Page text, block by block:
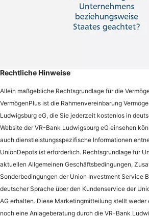
Rechtliche Hinweise
Allein maßgebliche Rechtsgrundlage für die
VermögenPlus ist die Rahmenvereinbarung
Ludwigsburg eG, die Sie jederzeit kostenlos in
Website der VR-Bank Ludwigsburg eG einsehen
auch dienstleistungsspezifische Informationen
UnionDepots ist erforderlich. Rechtsgrundlage für
aktuellen Allgemeinen Geschäftsbedingungen,
Sonderbedingungen der Union Investment Service
deutscher Sprache über den Kundenservice der
AG erhalten. Diese Marketingmitteilung stellt
noch eine Anlageberatung durch die VR-Bank